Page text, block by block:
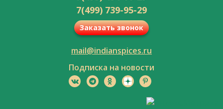
7(499) 739-95-29
Заказать звонок
mail@indianspices.ru
Подписка на новости